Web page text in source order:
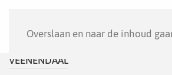
Overslaan en naar de inhoud
VEENENDAAL